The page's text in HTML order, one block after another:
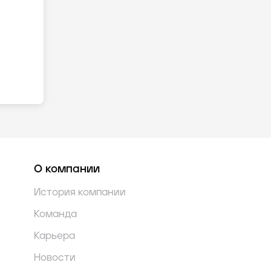
О компании
История компании
Команда
Карьера
Новости